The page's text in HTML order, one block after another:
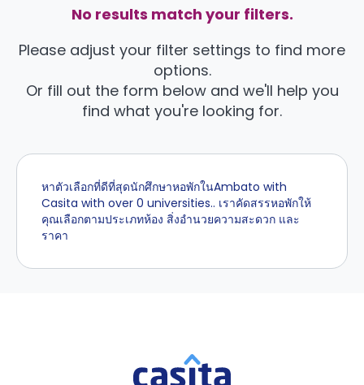
No results match your filters.
Please adjust your filter settings to find more
options.
Or fill out the form below and we'll help you
find what you're looking for.
หาตัวเลือกที่ดีที่สุดนักศึกษาหอพักในAmbato with
Casita with over 0 universities.. เราคัดสรรหอพักให้
คุณเลือกตามประเภทห้อง สิ่งอำนวยความสะดวก และ
ราคา